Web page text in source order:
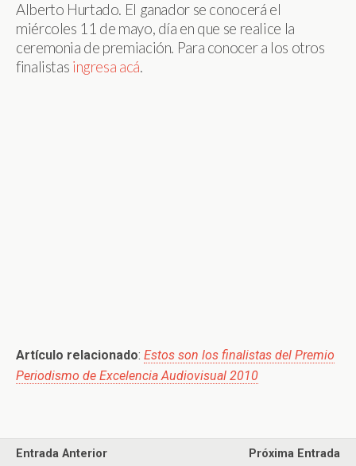
Alberto Hurtado. El ganador se conocerá el
miércoles 11 de mayo, día en que se realice la
ceremonia de premiación. Para conocer a los otros
finalistas ingresa acá.
Artículo relacionado: Estos son los finalistas del Premio
Periodismo de Excelencia Audiovisual 2010
Entrada Anterior
Próxima Entrada